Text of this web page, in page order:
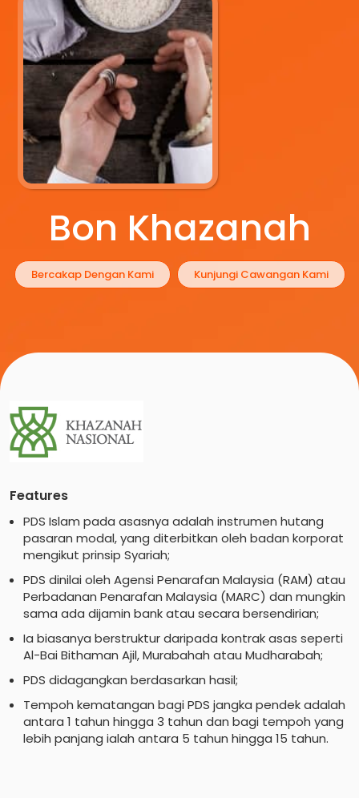
Bon Khazanah
Bercakap Dengan Kami Kunjungi Cawangan Kami
Features
PDS Islam pada asasnya adalah instrumen hutang
pasaran modal, yang diterbitkan oleh badan korporat
mengikut prinsip Syariah;
PDS dinilai oleh Agensi Penarafan Malaysia (RAM) atau
Perbadanan Penarafan Malaysia (MARC) dan mungkin
sama ada dijamin bank atau secara bersendirian;
Ia biasanya berstruktur daripada kontrak asas seperti
Al-Bai Bithaman Ajil, Murabahah atau Mudharabah;
PDS didagangkan berdasarkan hasil;
Tempoh kematangan bagi PDS jangka pendek adalah
antara 1 tahun hingga 3 tahun dan bagi tempoh yang
lebih panjang ialah antara 5 tahun hingga 15 tahun.